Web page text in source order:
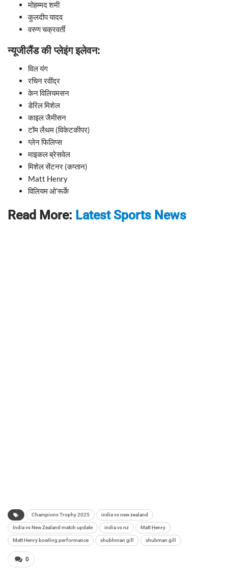
मोहम्मद शमी
कुलदीप यादव
वरुण चक्रवर्ती
न्यूजीलैंड की प्लेइंग इलेवन:
विल यंग
रचिन रवींद्र
केन विलियमसन
डेरिल मिशेल
काइल जैमीसन
टॉम लैथम (विकेटकीपर)
ग्लेन फिलिप्स
माइकल ब्रेसवेल
मिशेल सेंटनर (कप्तान)
Matt Henry
विलियम ओ’रूर्के
Read More: Latest Sports News
Champions Trophy 2025 india vs new zealand
India vs New Zealand match update india vs nz Matt Henry
Matt Henry bowling performance shubhman gill shubman gill
0